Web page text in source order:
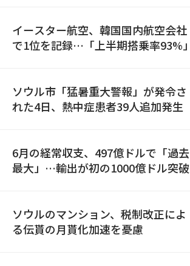
イースター航空、韓国国内航空会社
で1位を記録…「上半期搭乗率93%」
ソウル市「猛暑重大警報」が発令さ
れた4日、熱中症患者39人追加発生
6月の経常収支、497億ドルで「過去
最大」…輸出が初の1000億ドル突破
ソウルのマンション、税制改正によ
る伝貰の月貰化加速を憂慮